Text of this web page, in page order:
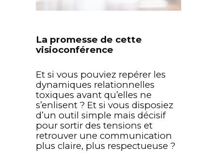
La promesse de cette
visioconférence
Et si vous pouviez repérer les
dynamiques relationnelles
toxiques avant qu’elles ne
s’enlisent ? Et si vous disposiez
d’un outil simple mais décisif
pour sortir des tensions et
retrouver une communication
plus claire, plus respectueuse ?